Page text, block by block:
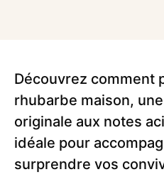
Découvrez comment
rhubarbe maison,
originale aux notes
idéale pour
surprendre vos